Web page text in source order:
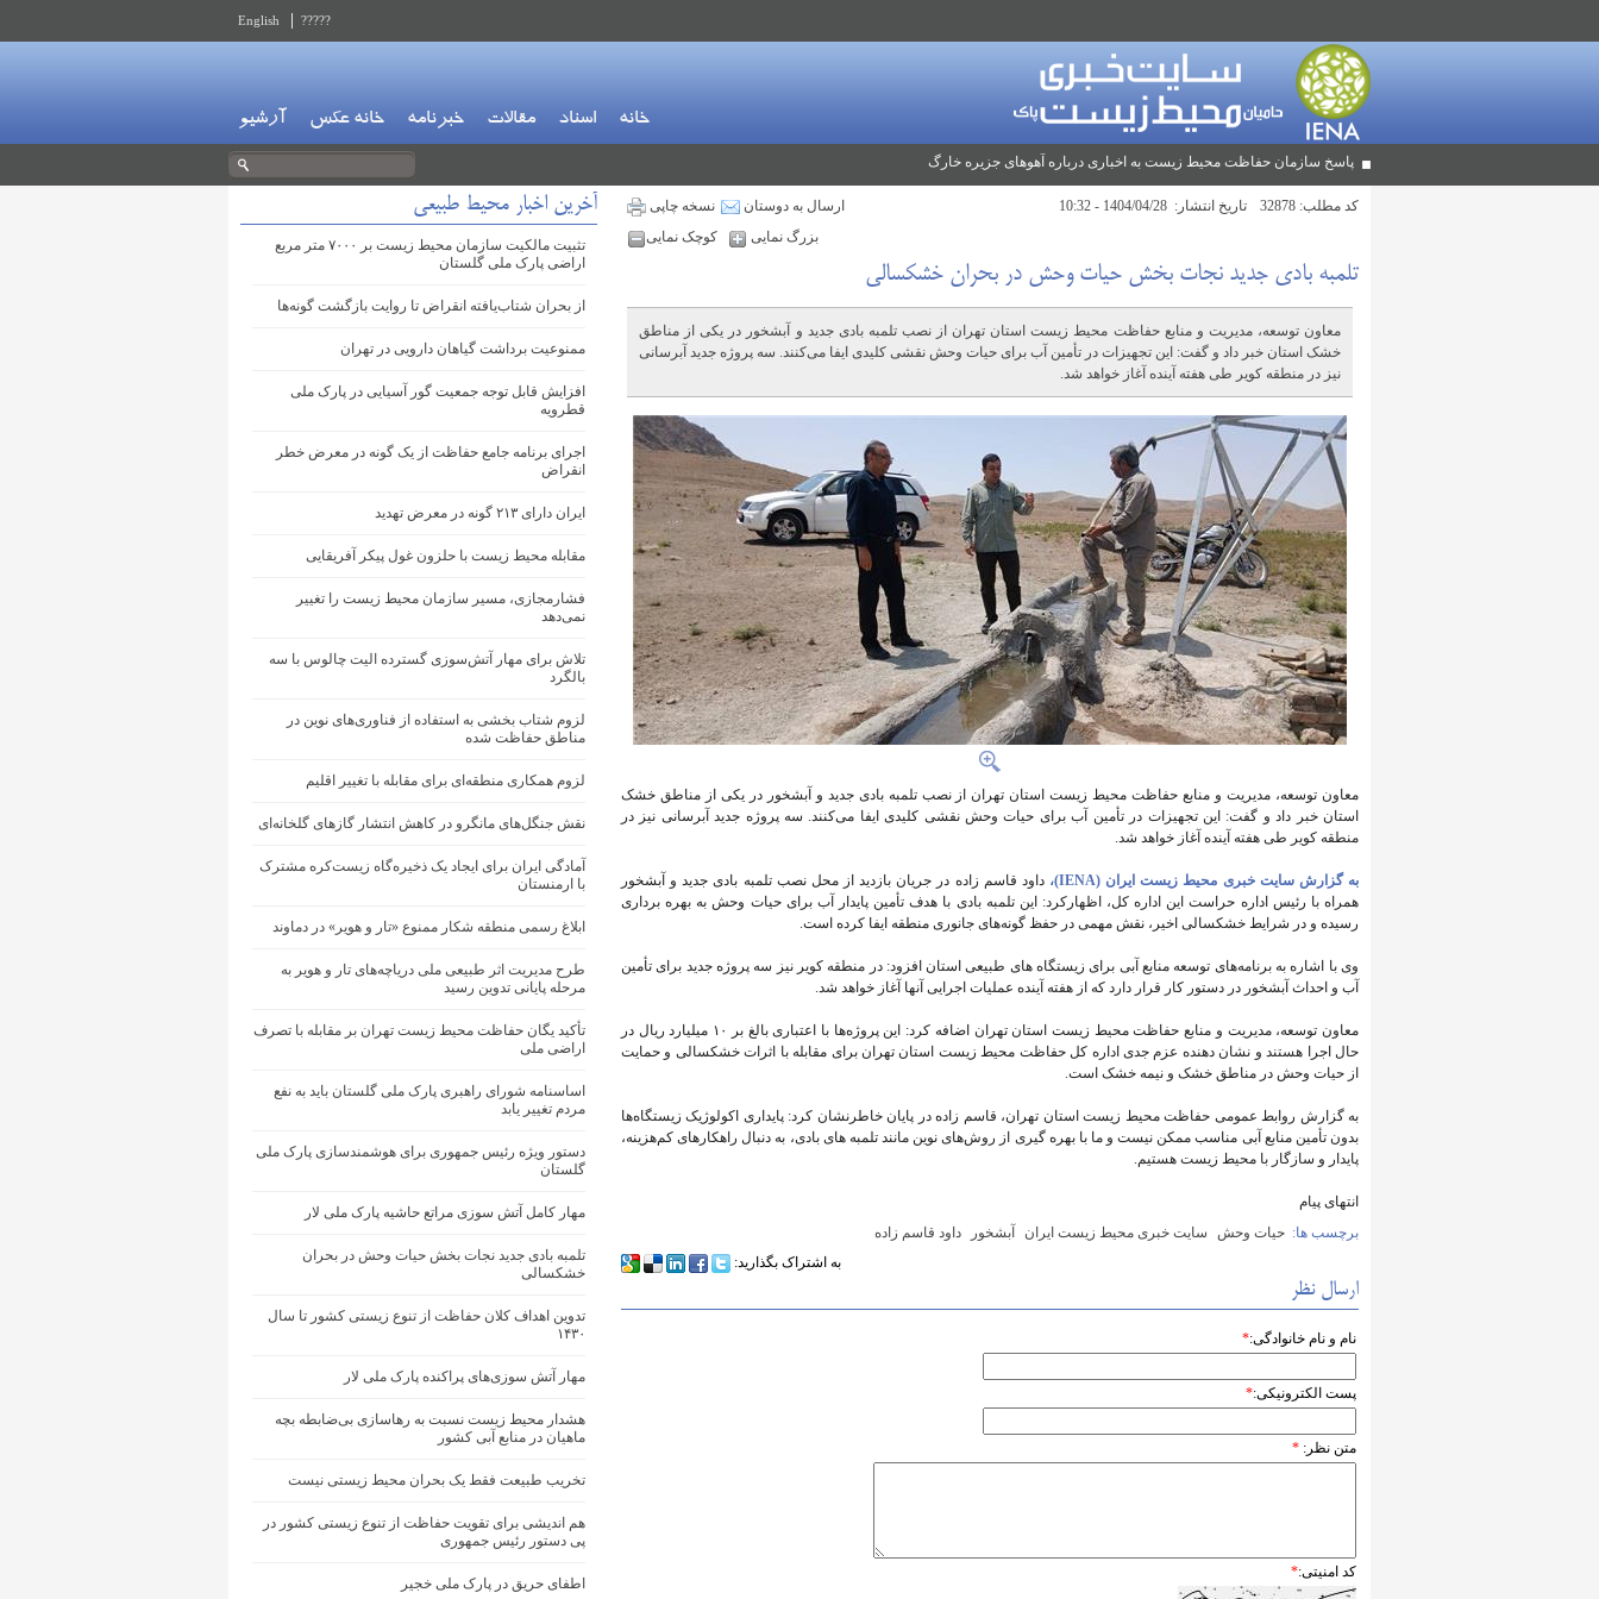
?????
English
خانه اسناد مقالات خبرنامه خانه عکس آرشیو
پاسخ سازمان حفاظت محیط زیست به اخباری درباره آهوهای جزیره خارگ
کد مطلب: تاریخ انتشار: نسخه چاپی
ارسال به دوستان
بزرگ نمایی
کوچک نمایی
تلمبه بادی جدید نجات‌ بخش حیات وحش در بحران خشکسالی
معاون توسعه، مدیریت و منابع حفاظت محیط زیست استان تهران از نصب تلمبه بادی جدید و آبشخور در یکی از مناطق
خشک استان خبر داد و گفت: این تجهیزات در تأمین آب برای حیات وحش نقشی کلیدی ایفا می‌کنند. سه پروژه جدید آبرسانی
نیز در منطقه کویر طی هفته آینده آغاز خواهد شد.
معاون توسعه، مدیریت و منابع حفاظت محیط زیست استان تهران از نصب تلمبه بادی جدید و آبشخور در یکی از مناطق خشک
استان خبر داد و گفت: این تجهیزات در تأمین آب برای حیات وحش نقشی کلیدی ایفا می‌کنند. سه پروژه جدید آبرسانی نیز در
منطقه کویر طی هفته آینده آغاز خواهد شد.
به گزارش سایت خبری محیط زیست ایران (IENA)،
داود قاسم‌ زاده در جریان بازدید از محل نصب تلمبه بادی جدید و آبشخور
همراه با رئیس اداره حراست این اداره کل، اظهارکرد: این تلمبه بادی با هدف تأمین پایدار آب برای حیات وحش به بهره‌ برداری
رسیده و در شرایط خشکسالی اخیر، نقش مهمی در حفظ گونه‌های جانوری منطقه ایفا کرده است.
وی با اشاره به برنامه‌های توسعه منابع آبی برای زیستگاه‌ های طبیعی استان افزود: در منطقه کویر نیز سه پروژه جدید برای تأمین
آب و احداث آبشخور در دستور کار قرار دارد که از هفته آینده عملیات اجرایی آنها آغاز خواهد شد.
معاون توسعه، مدیریت و منابع حفاظت محیط زیست استان تهران اضافه کرد: این پروژه‌ها با اعتباری بالغ بر ۱۰ میلیارد ریال در
حال اجرا هستند و نشان‌ دهنده عزم جدی اداره‌ کل حفاظت محیط زیست استان تهران برای مقابله با اثرات خشکسالی و حمایت
از حیات وحش در مناطق خشک و نیمه‌ خشک است.
به گزارش روابط عمومی حفاظت محیط زیست استان تهران، قاسم‌ زاده در پایان خاطرنشان کرد: پایداری اکولوژیک زیستگاه‌ها
بدون تأمین منابع آبی مناسب ممکن نیست و ما با بهره‌ گیری از روش‌های نوین مانند تلمبه‌ های بادی، به دنبال راهکارهای کم‌هزینه،
پایدار و سازگار با محیط زیست هستیم.
انتهای پیام
برچسب ها: حیات وحش سایت خبری محیط زیست ایران آبشخور
داود قاسم‌ زاده
به اشتراک بگذارید:
ارسال نظر
نام و نام خانوادگی:*
پست الکترونیکی:*
متن نظر: *
کد امنیتی:*
آخرین اخبار محیط طبیعی
تثبیت مالکیت سازمان محیط زیست بر ۷۰۰۰ متر مربع
اراضی پارک ملی گلستان
از بحران شتاب‌یافته انقراض تا روایت بازگشت گونه‌ها
ممنوعیت برداشت گیاهان دارویی در تهران
افزایش قابل توجه جمعیت گور آسیایی در پارک ملی
قطرویه
اجرای برنامه جامع حفاظت از یک گونه در معرض خطر
انقراض
ایران دارای ۲۱۳ گونه در معرض تهدید
مقابله محیط زیست با حلزون غول پیکر آفریقایی
فشارمجازی، مسیر سازمان محیط زیست را تغییر
نمی‌دهد
تلاش برای مهار آتش‌سوزی گسترده الیت چالوس با سه
بالگرد
لزوم شتاب بخشی به استفاده از فناوری‌های نوین در
مناطق حفاظت شده
لزوم همکاری منطقه‌ای برای مقابله با تغییر اقلیم
نقش جنگل‌های مانگرو در کاهش انتشار گازهای گلخانه‌ای
آمادگی ایران برای ایجاد یک ذخیره‌گاه زیست‌کره مشترک
با ارمنستان
ابلاغ رسمی منطقه شکار ممنوع «تار و هویر» در دماوند
طرح مدیریت اثر طبیعی ملی دریاچه‌های تار و هویر به
مرحله پایانی تدوین رسید
تأکید یگان حفاظت محیط زیست تهران بر مقابله با تصرف
اراضی ملی
اساسنامه شورای راهبری پارک ملی گلستان باید به نفع
مردم تغییر یابد
دستور ویژه رئیس جمهوری برای هوشمندسازی پارک ملی
گلستان
مهار کامل آتش ‌سوزی مراتع حاشیه پارک ملی لار
تلمبه بادی جدید نجات‌ بخش حیات وحش در بحران
خشکسالی
تدوین اهداف کلان حفاظت از تنوع زیستی کشور تا سال
۱۴۳۰
مهار آتش‌ سوزی‌های پراکنده پارک ملی لار
هشدار محیط زیست نسبت به رهاسازی بی‌ضابطه بچه
ماهیان در منابع آبی کشور
تخریب طبیعت فقط یک بحران محیط زیستی نیست
هم اندیشی برای تقویت حفاظت از تنوع زیستی کشور در
پی دستور رئیس جمهوری
اطفای حریق در پارک ملی خجیر